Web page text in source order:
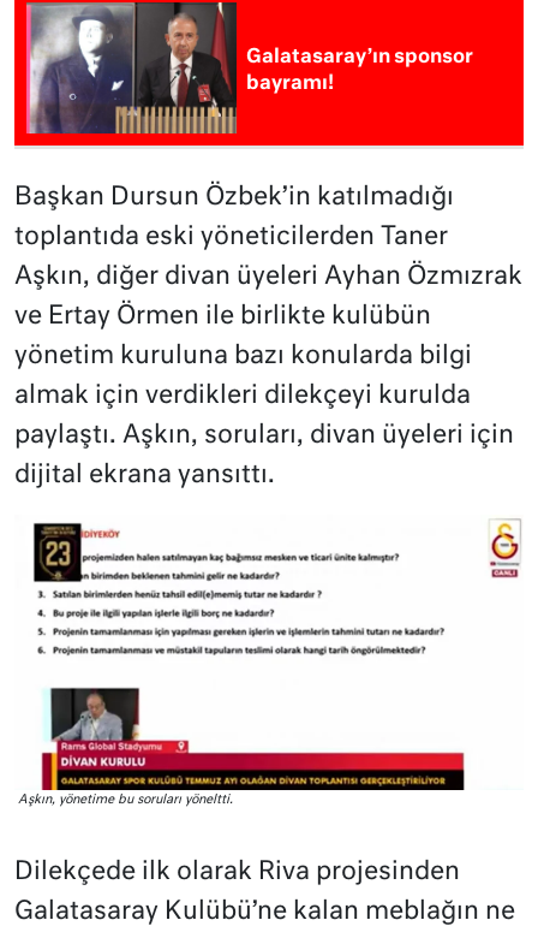
Galatasaray’ın sponsor
bayramı!
Başkan Dursun Özbek’in katılmadığı
toplantıda eski yöneticilerden Taner
Aşkın, diğer divan üyeleri Ayhan Özmızrak
ve Ertay Örmen ile birlikte kulübün
yönetim kuruluna bazı konularda bilgi
almak için verdikleri dilekçeyi kurulda
paylaştı. Aşkın, soruları, divan üyeleri için
dijital ekrana yansıttı.
Aşkın, yönetime bu soruları yöneltti.
Dilekçede ilk olarak Riva projesinden
Galatasaray Kulübü’ne kalan meblağın ne